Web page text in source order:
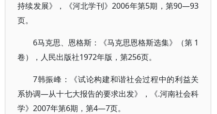
持续发展》，《河北学刊》2006年第5期，第90—93
页。
6马克思、恩格斯：《马克思恩格斯选集》（第 1
卷），人民出版社1972年版，第256页。
7韩振峰：《试论构建和谐社会过程中的利益关
系协调—从十七大报告的要求出发》，《.河南社会科
学》2007年第6期，第4—7页。